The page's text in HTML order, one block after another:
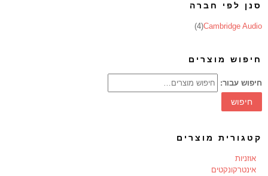
סנן לפי חברה
Cambridge Audio
(4)
חיפוש מוצרים
חיפוש עבור:
חיפוש
קטגורית מוצרים
אוזניות
אינטרקונקטים